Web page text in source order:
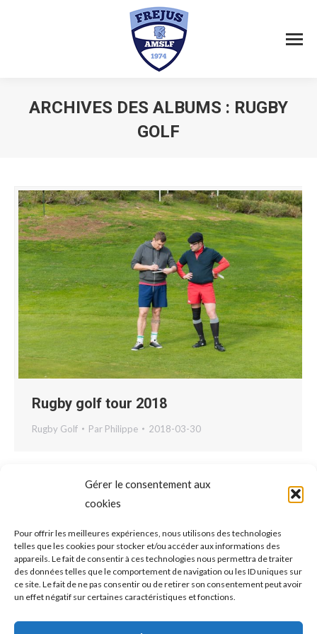
Gérer le consentement aux
cookies
Pour offrir les meilleures expériences, nous utilisons des technologies
telles que les cookies pour stocker et/ou accéder aux informations des
appareils. Le fait de consentir à ces technologies nous permettra de traiter
des données telles que le comportement de navigation ou les ID uniques sur
ce site. Le fait de ne pas consentir ou de retirer son consentement peut avoir
un effet négatif sur certaines caractéristiques et fonctions.
ARCHIVES DES ALBUMS : RUGBY
GOLF
Rugby golf tour 2018
Rugby Golf Par Philippe 2018-03-30